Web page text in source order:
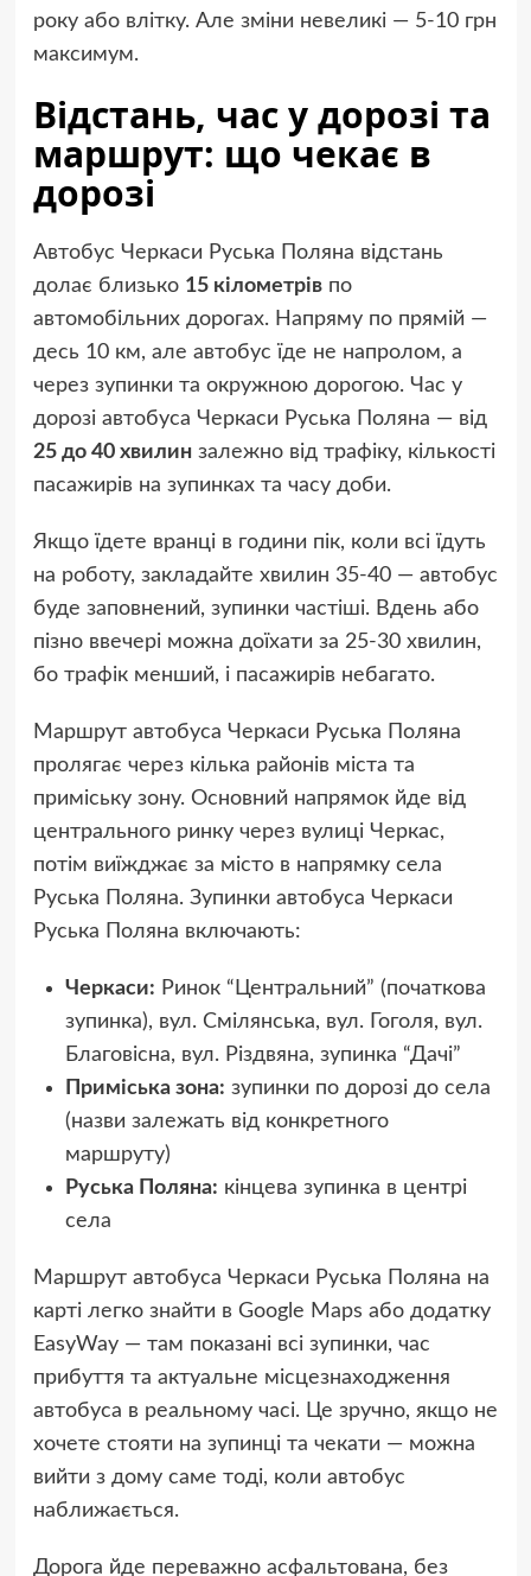
року або влітку. Але зміни невеликі — 5-10 грн
максимум.
Відстань, час у дорозі та
маршрут: що чекає в
дорозі
Автобус Черкаси Руська Поляна відстань
долає близько 15 кілометрівпо
автомобільних дорогах. Напряму по прямій —
десь 10 км, але автобус їде не напролом, а
через зупинки та окружною дорогою. Час у
дорозі автобуса Черкаси Руська Поляна — від
25 до 40 хвилинзалежно від трафіку, кількості
пасажирів на зупинках та часу доби.
Якщо їдете вранці в години пік, коли всі їдуть
на роботу, закладайте хвилин 35-40 — автобус
буде заповнений, зупинки частіші. Вдень або
пізно ввечері можна доїхати за 25-30 хвилин,
бо трафік менший, і пасажирів небагато.
Маршрут автобуса Черкаси Руська Поляна
пролягає через кілька районів міста та
приміську зону. Основний напрямок йде від
центрального ринку через вулиці Черкас,
потім виїжджає за місто в напрямку села
Руська Поляна. Зупинки автобуса Черкаси
Руська Поляна включають:
Черкаси: Ринок “Центральний” (початкова
зупинка), вул. Смілянська, вул. Гоголя, вул.
Благовісна, вул. Різдвяна, зупинка “Дачі”
Приміська зона: зупинки по дорозі до села
(назви залежать від конкретного
маршруту)
Руська Поляна: кінцева зупинка в центрі
села
Маршрут автобуса Черкаси Руська Поляна на
карті легко знайти в Google Maps або додатку
EasyWay — там показані всі зупинки, час
прибуття та актуальне місцезнаходження
автобуса в реальному часі. Це зручно, якщо не
хочете стояти на зупинці та чекати — можна
вийти з дому саме тоді, коли автобус
наближається.
Дорога йде переважно асфальтована, без